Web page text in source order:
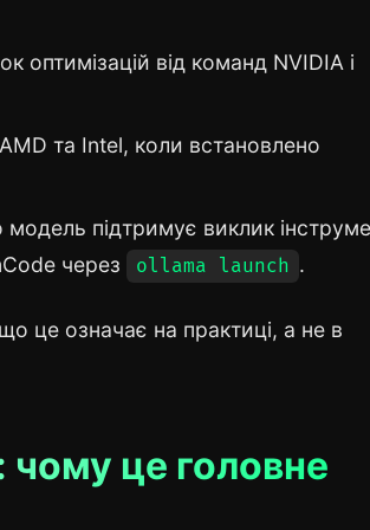
від команд NVIDIA і
та Intel, коли встановлено
підтримує виклик
через
ollama launch .
це означає на практиці, а не в
чому це головне